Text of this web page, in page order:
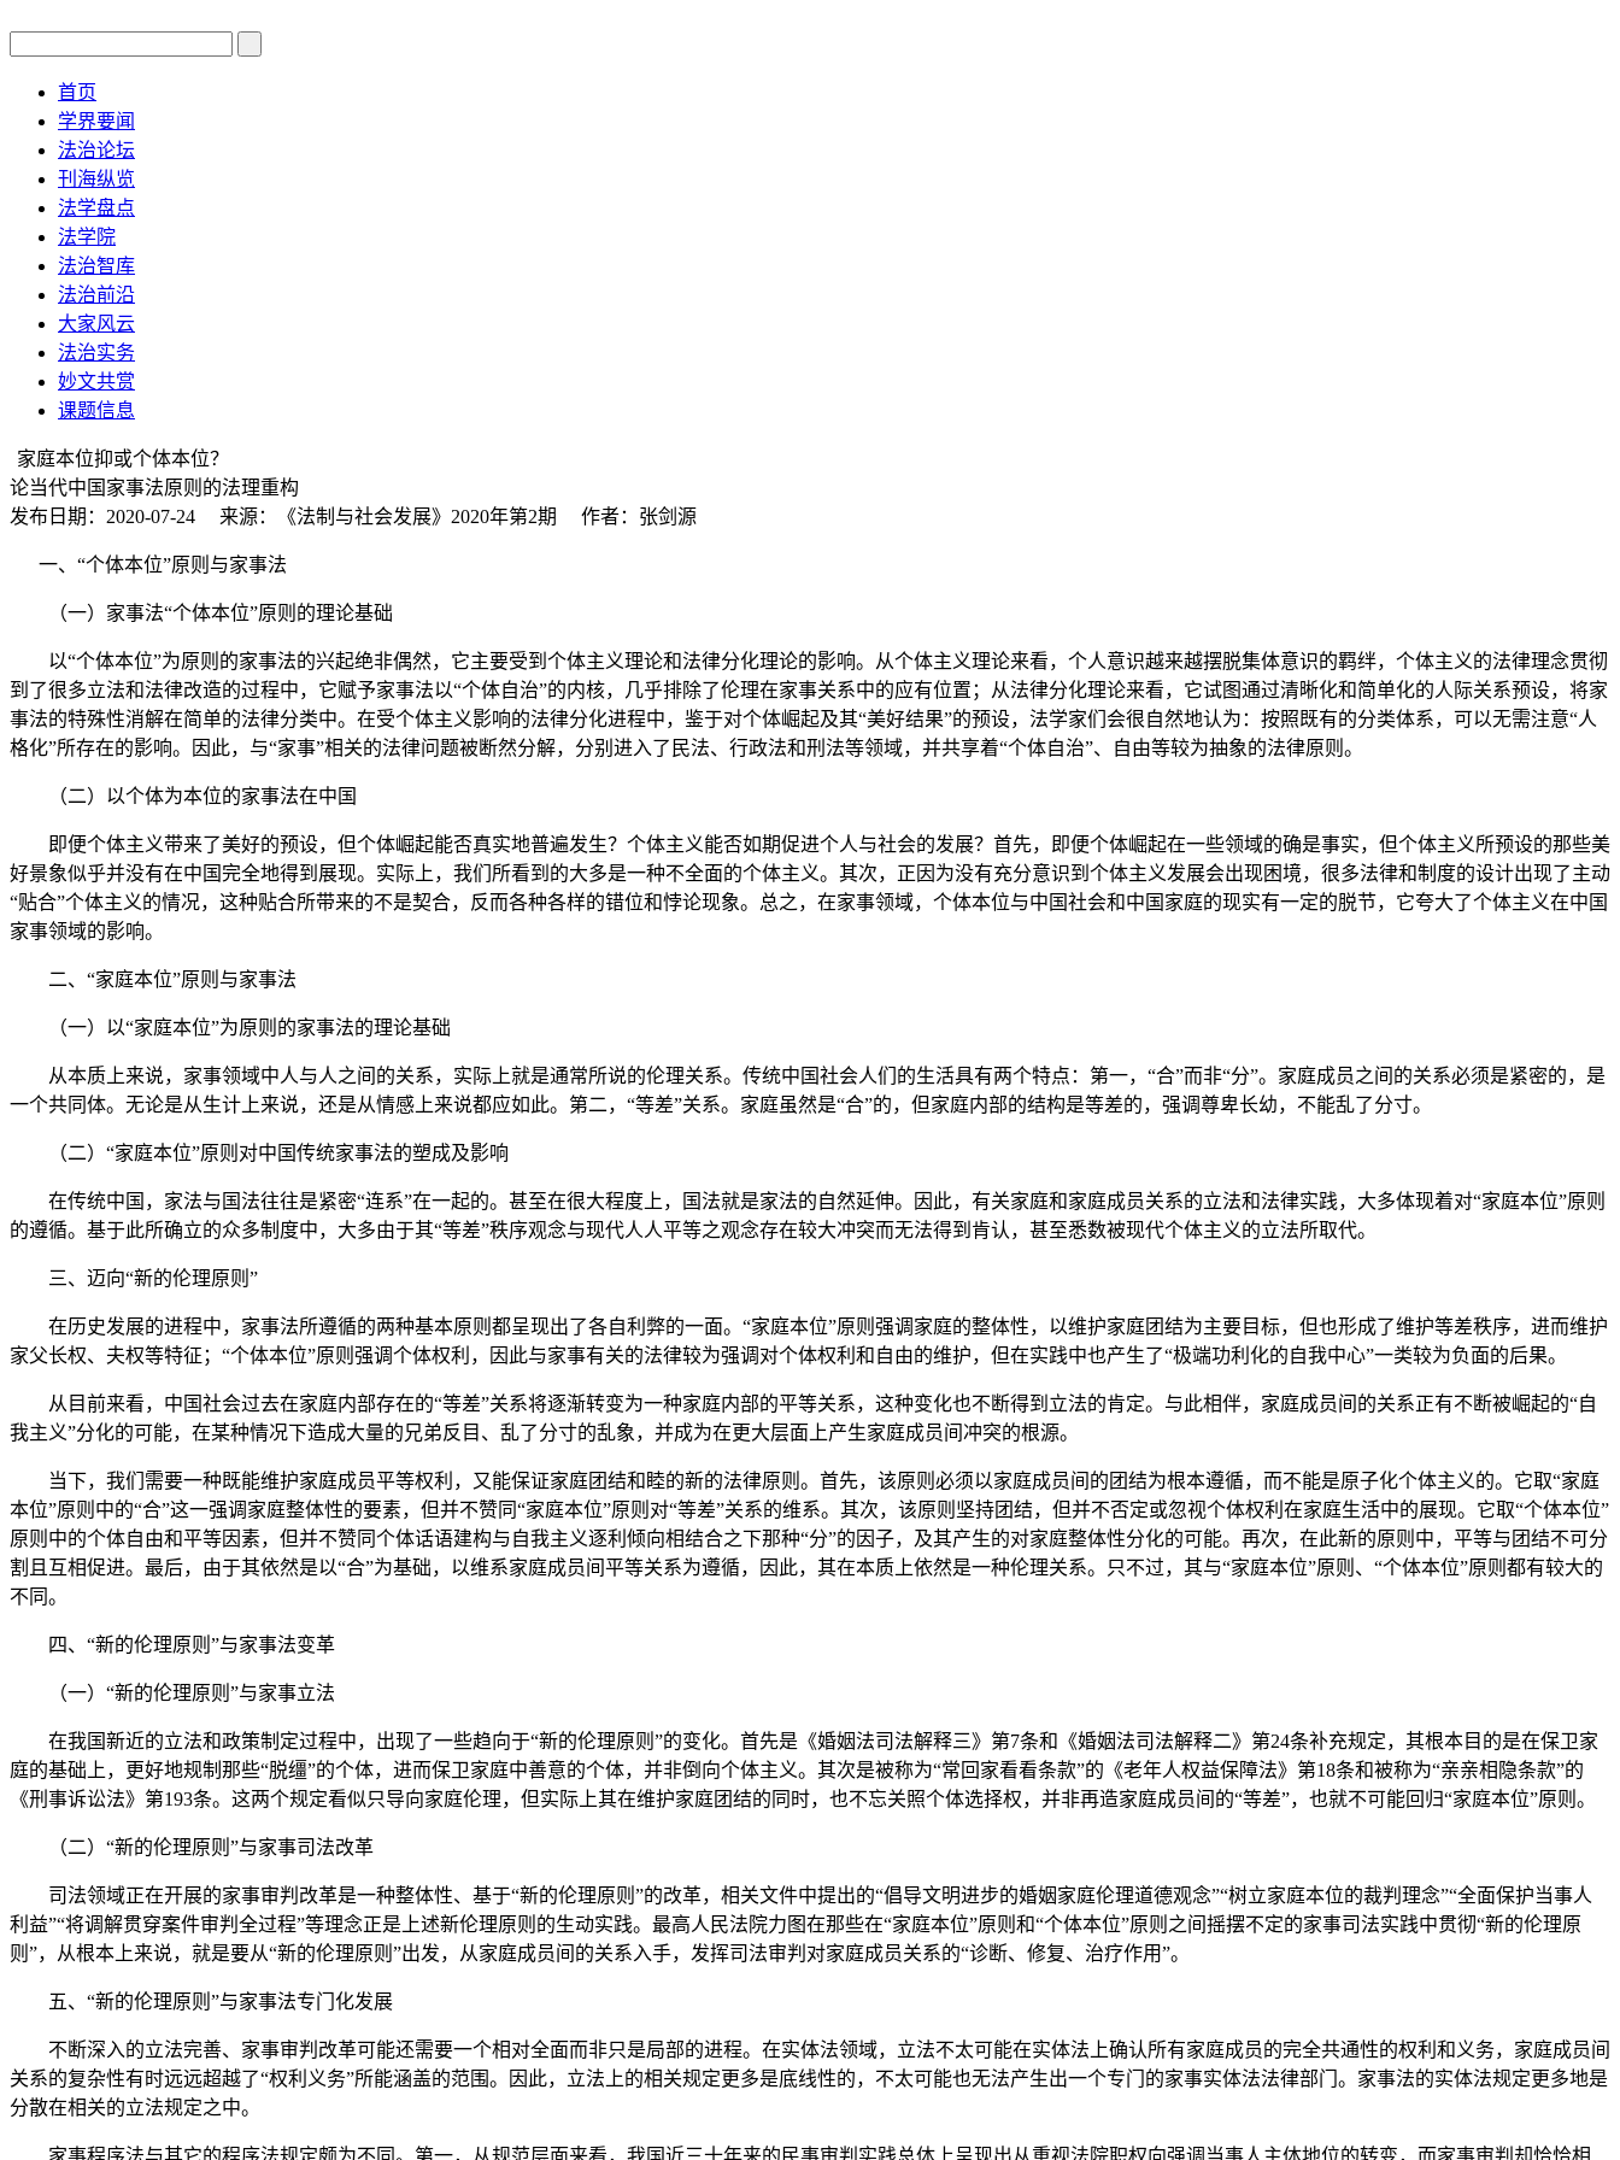
首页
学界要闻
法治论坛
刊海纵览
法学盘点
法学院
法治智库
法治前沿
大家风云
法治实务
妙文共赏
课题信息
家庭本位抑或个体本位？
论当代中国家事法原则的法理重构
发布日期：2020-07-24 来源：《法制与社会发展》2020年第2期 作者：张剑源
一、“个体本位”原则与家事法
（一）家事法“个体本位”原则的理论基础
以“个体本位”为原则的家事法的兴起绝非偶然，它主要受到个体主义理论和法律分化理论的影响。从个体主义理论来看，个人意识越来越摆脱集体意识的羁绊，个体主义的法律理念贯彻
到了很多立法和法律改造的过程中，它赋予家事法以“个体自治”的内核，几乎排除了伦理在家事关系中的应有位置；从法律分化理论来看，它试图通过清晰化和简单化的人际关系预设，将家
事法的特殊性消解在简单的法律分类中。在受个体主义影响的法律分化进程中，鉴于对个体崛起及其“美好结果”的预设，法学家们会很自然地认为：按照既有的分类体系，可以无需注意“人
格化”所存在的影响。因此，与“家事”相关的法律问题被断然分解，分别进入了民法、行政法和刑法等领域，并共享着“个体自治”、自由等较为抽象的法律原则。
（二）以个体为本位的家事法在中国
即便个体主义带来了美好的预设，但个体崛起能否真实地普遍发生？个体主义能否如期促进个人与社会的发展？首先，即便个体崛起在一些领域的确是事实，但个体主义所预设的那些美
好景象似乎并没有在中国完全地得到展现。实际上，我们所看到的大多是一种不全面的个体主义。其次，正因为没有充分意识到个体主义发展会出现困境，很多法律和制度的设计出现了主动
“贴合”个体主义的情况，这种贴合所带来的不是契合，反而各种各样的错位和悖论现象。总之，在家事领域，个体本位与中国社会和中国家庭的现实有一定的脱节，它夸大了个体主义在中国
家事领域的影响。
二、“家庭本位”原则与家事法
（一）以“家庭本位”为原则的家事法的理论基础
从本质上来说，家事领域中人与人之间的关系，实际上就是通常所说的伦理关系。传统中国社会人们的生活具有两个特点：第一，“合”而非“分”。家庭成员之间的关系必须是紧密的，是
一个共同体。无论是从生计上来说，还是从情感上来说都应如此。第二，“等差”关系。家庭虽然是“合”的，但家庭内部的结构是等差的，强调尊卑长幼，不能乱了分寸。
（二）“家庭本位”原则对中国传统家事法的塑成及影响
在传统中国，家法与国法往往是紧密“连系”在一起的。甚至在很大程度上，国法就是家法的自然延伸。因此，有关家庭和家庭成员关系的立法和法律实践，大多体现着对“家庭本位”原则
的遵循。基于此所确立的众多制度中，大多由于其“等差”秩序观念与现代人人平等之观念存在较大冲突而无法得到肯认，甚至悉数被现代个体主义的立法所取代。
三、迈向“新的伦理原则”
在历史发展的进程中，家事法所遵循的两种基本原则都呈现出了各自利弊的一面。“家庭本位”原则强调家庭的整体性，以维护家庭团结为主要目标，但也形成了维护等差秩序，进而维护
家父长权、夫权等特征；“个体本位”原则强调个体权利，因此与家事有关的法律较为强调对个体权利和自由的维护，但在实践中也产生了“极端功利化的自我中心”一类较为负面的后果。
从目前来看，中国社会过去在家庭内部存在的“等差”关系将逐渐转变为一种家庭内部的平等关系，这种变化也不断得到立法的肯定。与此相伴，家庭成员间的关系正有不断被崛起的“自
我主义”分化的可能，在某种情况下造成大量的兄弟反目、乱了分寸的乱象，并成为在更大层面上产生家庭成员间冲突的根源。
当下，我们需要一种既能维护家庭成员平等权利，又能保证家庭团结和睦的新的法律原则。首先，该原则必须以家庭成员间的团结为根本遵循，而不能是原子化个体主义的。它取“家庭
本位”原则中的“合”这一强调家庭整体性的要素，但并不赞同“家庭本位”原则对“等差”关系的维系。其次，该原则坚持团结，但并不否定或忽视个体权利在家庭生活中的展现。它取“个体本位”
原则中的个体自由和平等因素，但并不赞同个体话语建构与自我主义逐利倾向相结合之下那种“分”的因子，及其产生的对家庭整体性分化的可能。再次，在此新的原则中，平等与团结不可分
割且互相促进。最后，由于其依然是以“合”为基础，以维系家庭成员间平等关系为遵循，因此，其在本质上依然是一种伦理关系。只不过，其与“家庭本位”原则、“个体本位”原则都有较大的
不同。
四、“新的伦理原则”与家事法变革
（一）“新的伦理原则”与家事立法
在我国新近的立法和政策制定过程中，出现了一些趋向于“新的伦理原则”的变化。首先是《婚姻法司法解释三》第7条和《婚姻法司法解释二》第24条补充规定，其根本目的是在保卫家
庭的基础上，更好地规制那些“脱缰”的个体，进而保卫家庭中善意的个体，并非倒向个体主义。其次是被称为“常回家看看条款”的《老年人权益保障法》第18条和被称为“亲亲相隐条款”的
《刑事诉讼法》第193条。这两个规定看似只导向家庭伦理，但实际上其在维护家庭团结的同时，也不忘关照个体选择权，并非再造家庭成员间的“等差”，也就不可能回归“家庭本位”原则。
（二）“新的伦理原则”与家事司法改革
司法领域正在开展的家事审判改革是一种整体性、基于“新的伦理原则”的改革，相关文件中提出的“倡导文明进步的婚姻家庭伦理道德观念”“树立家庭本位的裁判理念”“全面保护当事人
利益”“将调解贯穿案件审判全过程”等理念正是上述新伦理原则的生动实践。最高人民法院力图在那些在“家庭本位”原则和“个体本位”原则之间摇摆不定的家事司法实践中贯彻“新的伦理原
则”，从根本上来说，就是要从“新的伦理原则”出发，从家庭成员间的关系入手，发挥司法审判对家庭成员关系的“诊断、修复、治疗作用”。
五、“新的伦理原则”与家事法专门化发展
不断深入的立法完善、家事审判改革可能还需要一个相对全面而非只是局部的进程。在实体法领域，立法不太可能在实体法上确认所有家庭成员的完全共通性的权利和义务，家庭成员间
关系的复杂性有时远远超越了“权利义务”所能涵盖的范围。因此，立法上的相关规定更多是底线性的，不太可能也无法产生出一个专门的家事实体法法律部门。家事法的实体法规定更多地是
分散在相关的立法规定之中。
家事程序法与其它的程序法规定颇为不同。第一，从规范层面来看，我国近三十年来的民事审判实践总体上呈现出从重视法院职权向强调当事人主体地位的转变，而家事审判却恰恰相